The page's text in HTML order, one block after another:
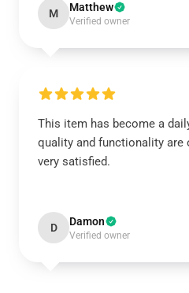
M Matthew
Verified owner
This item has become a
quality and functionality are
very satisfied.
D Damon
Verified owner